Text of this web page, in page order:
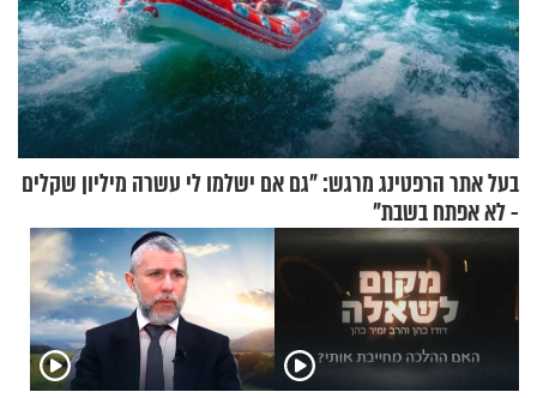
בעל אתר הרפטינג מרגש: "גם אם ישלמו לי עשרה מיליון שקלים
- לא אפתח בשבת"